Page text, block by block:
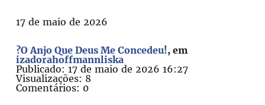
17 de maio de 2026
?O Anjo Que Deus Me Concedeu!, em
izadorahoffmannliska
Publicado: 17 de maio de 2026 16:27
Visualizações: 8
Comentários: 0